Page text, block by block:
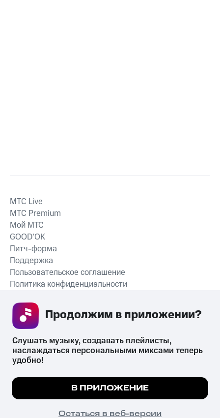
СКАЧАТЬ ПРИЛОЖЕНИЕ
MTС Live
MTС Premium
Мой МТС
GOOD’OK
Питч-форма
Поддержка
Пользовательское соглашение
Политика конфиденциальности
психотропных веществ, их аналогов причиняет вред здоровью,
их незаконный оборот запрещён и влечёт установленную
законодательством ответственность.
© 2026 ООО «КИОН».
Мы используем куки, чтобы на сайте все
Подробнее
ПОНЯТНО
Слушать музыку, создавать плейлисты,
наслаждаться персональными миксами теперь
удобно!
В ПРИЛОЖЕНИЕ
Остаться в веб-версии